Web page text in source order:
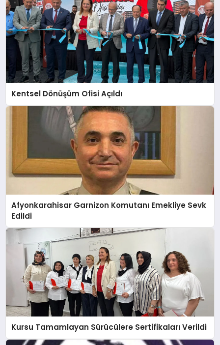
Kentsel Dönüşüm Ofisi Açıldı
Afyonkarahisar Garnizon Komutanı Emekliye Sevk
Edildi
Kursu Tamamlayan Sürücülere Sertifikaları Verildi